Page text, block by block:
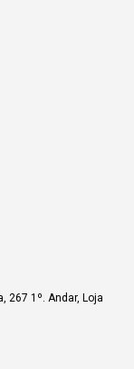
267 1º. Andar, Loja